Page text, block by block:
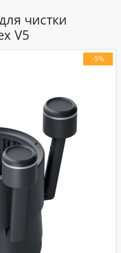
чистки
V5
-5%